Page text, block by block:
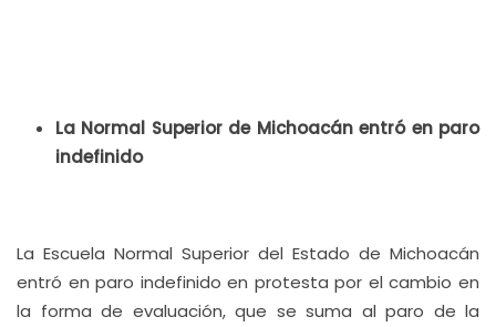
La Normal Superior de Michoacán entró en paro
indefinido
La Escuela Normal Superior del Estado de Michoacán
entró en paro indefinido en protesta por el cambio en
la forma de evaluación, que se suma al paro de la